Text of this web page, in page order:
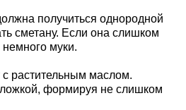
получиться однородной
сметану. Если она слишком
муки.
с растительным маслом.
формируя не слишком